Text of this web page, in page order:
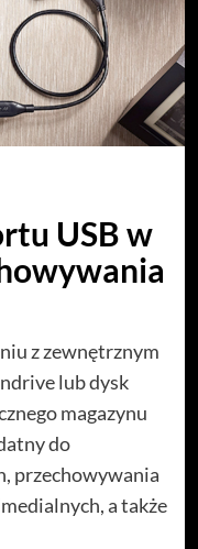
USB w
z zewnętrznym
lub dysk
magazynu
do
przechowywania
a także